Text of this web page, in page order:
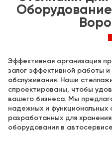
Эффективная организация
залог эффективной работы и
обслуживания. Наши
спроектированы, чтобы
вашего бизнеса. Мы
надежных и функциональных
разработанных для
оборудования в